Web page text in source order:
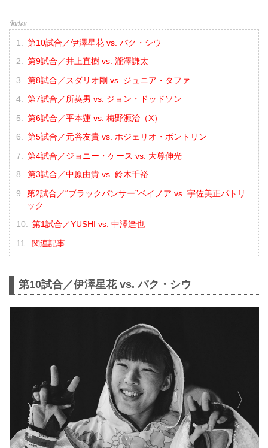
第10試合／伊澤星花 vs. パク・シウ
第9試合／井上直樹 vs. 瀧澤謙太
第8試合／スダリオ剛 vs. ジュニア・タファ
第7試合／所英男 vs. ジョン・ドッドソン
第6試合／平本蓮 vs. 梅野源治（X）
第5試合／元谷友貴 vs. ホジェリオ・ボントリン
第4試合／ジョニー・ケース vs. 大尊伸光
第3試合／中原由貴 vs. 鈴木千裕
第2試合／“ブラックパンサー”ベイノア vs. 宇佐美正パトリ
ック
第1試合／YUSHI vs. 中澤達也
関連記事
第10試合／伊澤星花 vs. パク・シウ